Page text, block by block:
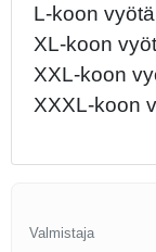
L-koon
XL-koon
XXL-koon
XXXL-koon
Valmistaja